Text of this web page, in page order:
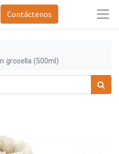
Contáctenos
grosella (500ml)